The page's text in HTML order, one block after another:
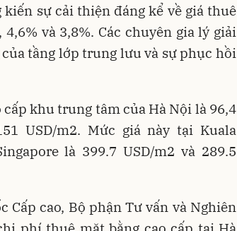
​​sự cải thiện đáng kể về giá thuê
và 3,8%. Các chuyên gia lý giải
tầng lớp trung lưu và sự phục hồi
cấp khu trung tâm của Hà Nội là 96,4
USD/m2. Mức giá này tại Kuala
là 399.7 USD/m2 và 289.5
Cấp cao, Bộ phận Tư vấn và Nghiên